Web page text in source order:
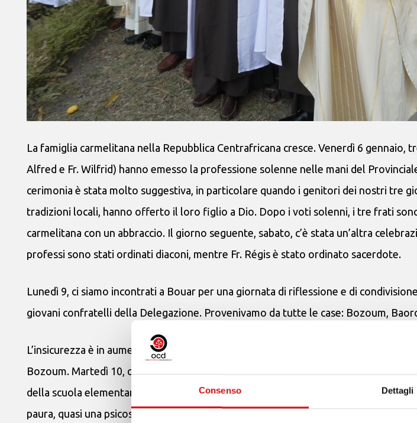
Consenso Dettagli
La famiglia carmelitana nella Repubblica Centrafricana cresce. Venerdì 6 gennaio,
Alfred e Fr. Wilfrid) hanno emesso la professione solenne nelle mani del
cerimonia è stata molto suggestiva, in particolare quando i genitori dei nostri tre
tradizioni locali, hanno offerto il loro figlio a Dio. Dopo i voti solenni, i tre frati
carmelitana con un abbraccio. Il giorno seguente, sabato, c’è stata un’altra
professi sono stati ordinati diaconi, mentre Fr. Régis è stato ordinato sacerdote.
Lunedì 9, ci siamo incontrati a Bouar per una giornata di riflessione e di
giovani confratelli della Delegazione. Provenivamo da tutte le case: Bozoum,
L’insicurezza è in aumento nel Paese. Nei giorni precedenti ci sono stati attacchi
Bozoum. Martedì 10, quando siamo arrivati a Bozoum per i preparativi della Fiera
della scuola elementare fuggire dalla scuola: uomini armati erano passati vicino a
paura, quasi una psicosi, in tutto il Paese.